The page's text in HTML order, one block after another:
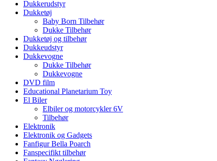
Dukkerudstyr
Dukketøj
Baby Born Tilbehør
Dukke Tilbehør
Dukketøj og tilbehør
Dukkeudstyr
Dukkevogne
Dukke Tilbehør
Dukkevogne
DVD film
Educational Planetarium Toy
El Biler
Elbiler og motorcykler 6V
Tilbehør
Elektronik
Elektronik og Gadgets
Fanfigur Bella Poarch
Fanspecifikt tilbehør